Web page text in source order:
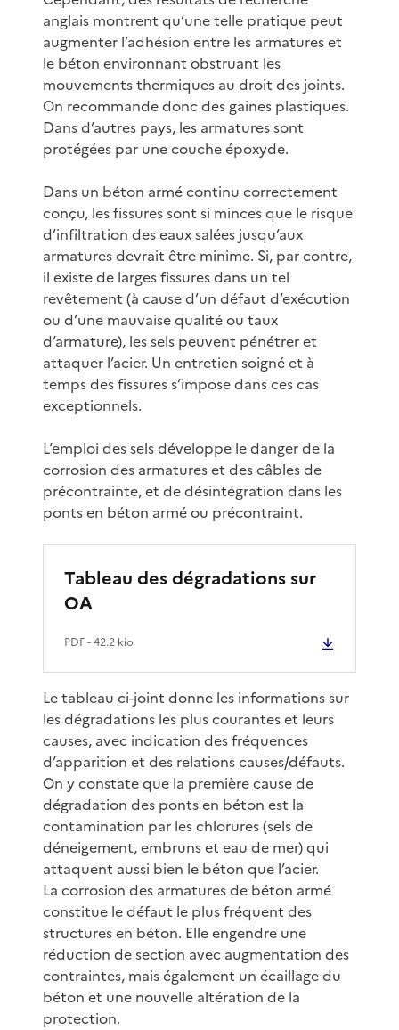
anglais montrent qu’une telle pratique peut
augmenter l’adhésion entre les armatures et
le béton environnant obstruant les
mouvements thermiques au droit des joints.
On recommande donc des gaines plastiques.
Dans d’autres pays, les armatures sont
protégées par une couche époxyde.
Dans un béton armé continu correctement
conçu, les fissures sont si minces que le risque
d’infiltration des eaux salées jusqu’aux
armatures devrait être minime. Si, par contre,
il existe de larges fissures dans un tel
revêtement (à cause d’un défaut d’exécution
ou d’une mauvaise qualité ou taux
d’armature), les sels peuvent pénétrer et
attaquer l’acier. Un entretien soigné et à
temps des fissures s’impose dans ces cas
exceptionnels.
L’emploi des sels développe le danger de la
corrosion des armatures et des câbles de
précontrainte, et de désintégration dans les
ponts en béton armé ou précontraint.
Tableau des dégradations sur
OA
PDF- 42.2 kio
Le tableau ci-joint donne les informations sur
les dégradations les plus courantes et leurs
causes, avec indication des fréquences
d’apparition et des relations causes/défauts.
On y constate que la première cause de
dégradation des ponts en béton est la
contamination par les chlorures (sels de
déneigement, embruns et eau de mer) qui
attaquent aussi bien le béton que l’acier.
La corrosion des armatures de béton armé
constitue le défaut le plus fréquent des
structures en béton. Elle engendre une
réduction de section avec augmentation des
contraintes, mais également un écaillage du
béton et une nouvelle altération de la
protection.